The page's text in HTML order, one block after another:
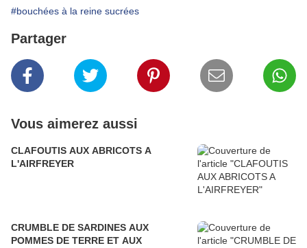
#bouchées à la reine sucrées
Partager
Vous aimerez aussi
CLAFOUTIS AUX ABRICOTS A
L'AIRFREYER
CRUMBLE DE SARDINES AUX
POMMES DE TERRE ET AUX